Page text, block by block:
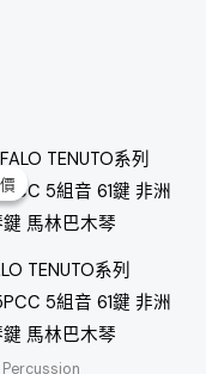
TENUTO系列
5組音 61鍵 非洲
馬林巴木琴
原
價
格：
NT$299,800。
目
前
價